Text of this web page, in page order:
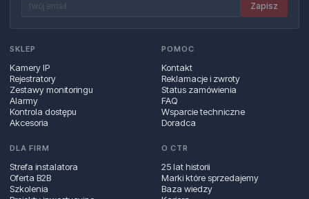
Zapisz
SKLEP
Kamery IP
Rejestratory
Zestawy monitoringu
Alarmy
Kontrola dostępu
Akcesoria
POMOC
Kontakt
Reklamacje i zwroty
Status zamówienia
FAQ
Wsparcie techniczne
Doradca
DLA FIRM
Strefa instalatora
Oferta B2B
Szkolenia
O CTR
25 lat historii
Marki które sprzedajemy
Baza wiedzy